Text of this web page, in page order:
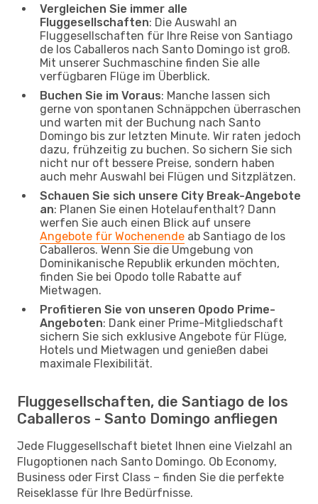
Vergleichen Sie immer alle
Fluggesellschaften: Die Auswahl an
Fluggesellschaften für Ihre Reise von Santiago
de los Caballeros nach Santo Domingo ist groß.
Mit unserer Suchmaschine finden Sie alle
verfügbaren Flüge im Überblick.
Buchen Sie im Voraus: Manche lassen sich
gerne von spontanen Schnäppchen überraschen
und warten mit der Buchung nach Santo
Domingo bis zur letzten Minute. Wir raten jedoch
dazu, frühzeitig zu buchen. So sichern Sie sich
nicht nur oft bessere Preise, sondern haben
auch mehr Auswahl bei Flügen und Sitzplätzen.
Schauen Sie sich unsere City Break-Angebote
an: Planen Sie einen Hotelaufenthalt? Dann
werfen Sie auch einen Blick auf unsere
Angebote für Wochenende ab Santiago de los
Caballeros. Wenn Sie die Umgebung von
Dominikanische Republik erkunden möchten,
finden Sie bei Opodo tolle Rabatte auf
Mietwagen.
Profitieren Sie von unseren Opodo Prime-
Angeboten: Dank einer Prime-Mitgliedschaft
sichern Sie sich exklusive Angebote für Flüge,
Hotels und Mietwagen und genießen dabei
maximale Flexibilität.
Fluggesellschaften, die Santiago de los
Caballeros - Santo Domingo anfliegen
Jede Fluggesellschaft bietet Ihnen eine Vielzahl an
Flugoptionen nach Santo Domingo. Ob Economy,
Business oder First Class – finden Sie die perfekte
Reiseklasse für Ihre Bedürfnisse.